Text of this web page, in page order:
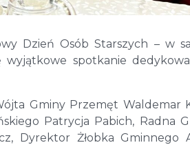
Dzień Osób Starszych – w
spotkanie
Gminy Przemęt Waldemar
Patrycja Pabich, Radna
Dyrektor Żłobka Gminnego